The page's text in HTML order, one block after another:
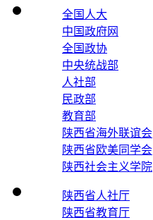
全国人大
中国政府网
全国政协
中央统战部
人社部
民政部
教育部
陕西省海外联谊会
陕西省欧美同学会
陕西社会主义学院
陕西省人社厅
陕西省教育厅